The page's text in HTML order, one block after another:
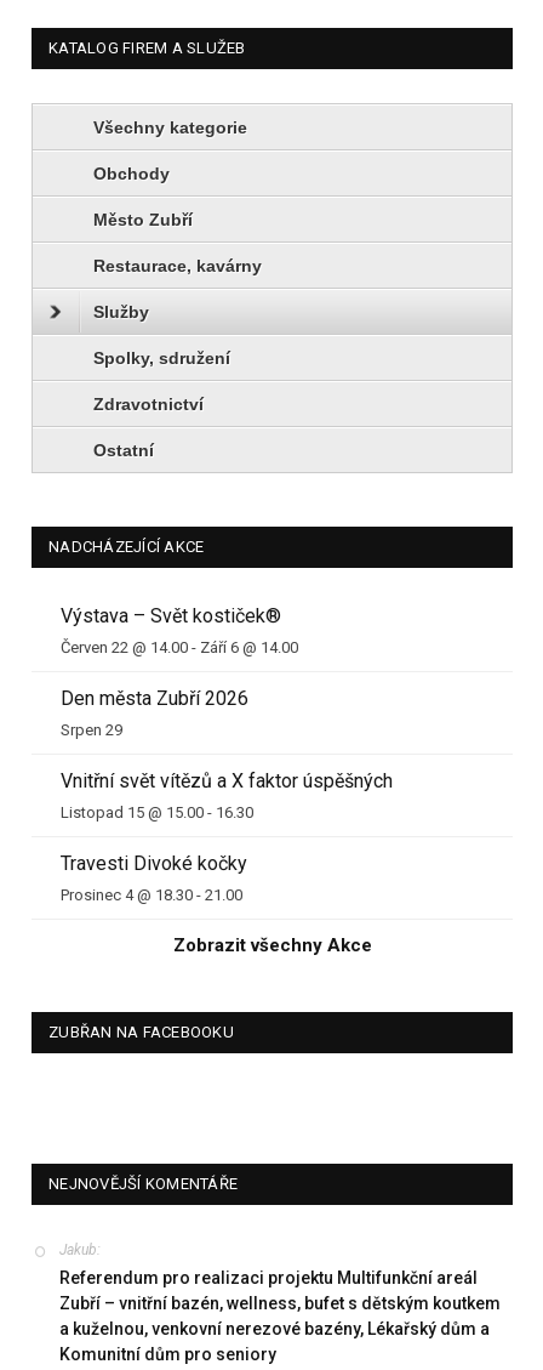
KATALOG FIREM A SLUŽEB
Všechny kategorie
Obchody
Město Zubří
Restaurace, kavárny
Služby
Spolky, sdružení
Zdravotnictví
Ostatní
NADCHÁZEJÍCÍ AKCE
Výstava – Svět kostiček®
Červen 22 @ 14.00 - Září 6 @ 14.00
Den města Zubří 2026
Srpen 29
Vnitřní svět vítězů a X faktor úspěšných
Listopad 15 @ 15.00 - 16.30
Travesti Divoké kočky
Prosinec 4 @ 18.30 - 21.00
Zobrazit všechny Akce
ZUBŘAN NA FACEBOOKU
NEJNOVĚJŠÍ KOMENTÁŘE
Jakub:
Referendum pro realizaci projektu Multifunkční areál
Zubří – vnitřní bazén, wellness, bufet s dětským koutkem
a kuželnou, venkovní nerezové bazény, Lékařský dům a
Komunitní dům pro seniory